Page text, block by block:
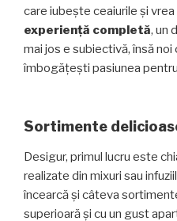
care iubeşte ceaiurile şi
experienţă completă, un
mai jos e subiectivă, însă
îmbogăţeşti pasiunea
Sortimente
Desigur, primul lucru este
realizate din mixuri sau
încearcă şi câteva
superioară şi cu un gust